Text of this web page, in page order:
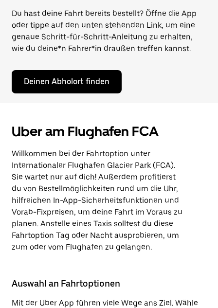
Du hast deine Fahrt bereits bestellt? Öffne die App
oder tippe auf den unten stehenden Link, um eine
genaue Schritt-für-Schritt-Anleitung zu erhalten,
wie du deine*n Fahrer*in draußen treffen kannst.
Deinen Abholort finden
Uber am Flughafen FCA
Willkommen bei der Fahrtoption unter
Internationaler Flughafen Glacier Park (FCA).
Sie wartet nur auf dich! Außerdem profitierst
du von Bestellmöglichkeiten rund um die Uhr,
hilfreichen In-App-Sicherheitsfunktionen und
Vorab-Fixpreisen, um deine Fahrt im Voraus zu
planen. Anstelle eines Taxis solltest du diese
Fahrtoption Tag oder Nacht ausprobieren, um
zum oder vom Flughafen zu gelangen.
Auswahl an Fahrtoptionen
Mit der Uber App führen viele Wege ans Ziel. Wähle